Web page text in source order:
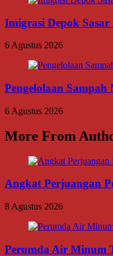
Imigrasi Depok
6 Agustus 2026
Pengelolaan
6 Agustus 2026
More From
Angkat Perjuangan
8 Agustus 2026
Perumda Air Minum